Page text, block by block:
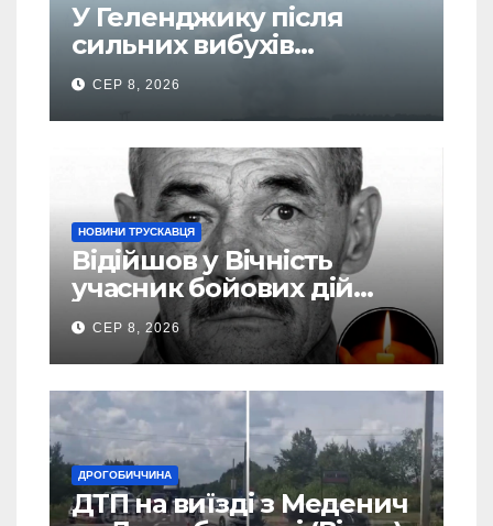
У Геленджику після
сильних вибухів
почалася масова
евакуація
СЕР 8, 2026
НОВИНИ ТРУСКАВЦЯ
Відійшов у Вічність
учасник бойових дій
Василь Іваникович зі
Станилі
СЕР 8, 2026
ДРОГОБИЧЧИНА
ДТП на виїзді з Меденич